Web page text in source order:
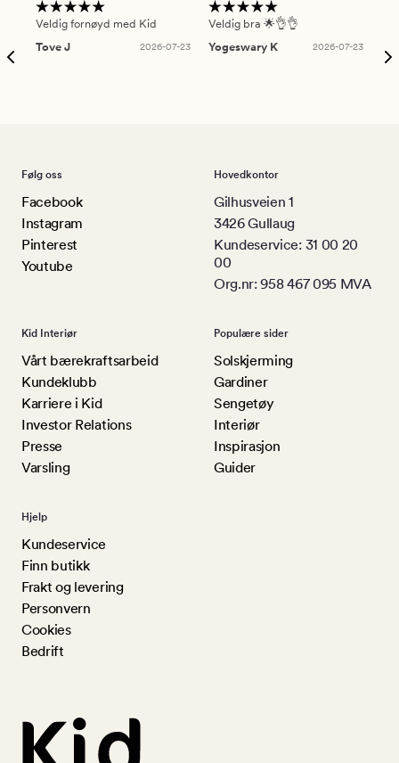
Veldig fornøyd med Kid
Tove J
2026-07-23
Veldig bra 🌟👌👌
Yogeswary K
2026-07-23
Følg oss
Facebook
Instagram
Pinterest
Youtube
Hovedkontor
Gilhusveien 1
3426 Gullaug
Kundeservice: 31 00 20
00
Org.nr: 958 467 095 MVA
Kid Interiør
Vårt bærekraftsarbeid
Kundeklubb
Karriere i Kid
Investor Relations
Presse
Varsling
Populære sider
Solskjerming
Gardiner
Sengetøy
Interiør
Inspirasjon
Guider
Hjelp
Kundeservice
Finn butikk
Frakt og levering
Personvern
Cookies
Bedrift